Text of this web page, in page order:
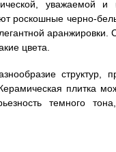
роскошные черно-
цвета.
структур,
плитка
темного